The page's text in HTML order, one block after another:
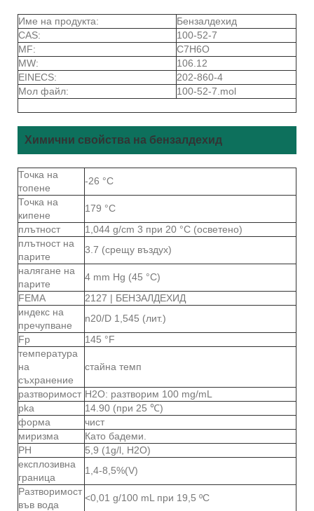
Име на продукта:
Бензалдехид
CAS:
100-52-7
MF:
C7H6O
MW:
106.12
EINECS:
202-860-4
Мол файл:
100-52-7.mol
Химични свойства на бензалдехид
Точка на
топене
-26 °C
Точка на
кипене
179 °C
плътност
1,044 g/cm 3 при 20 °C (осветено)
плътност на
парите
3.7 (срещу въздух)
налягане на
парите
4 mm Hg (45 °C)
FEMA
2127 | БЕНЗАЛДЕХИД
индекс на
пречупване
n20/D 1,545 (лит.)
Fp
145 °F
температура
на
съхранение
стайна темп
разтворимост H2O: разтворим 100 mg/mL
pka
14.90 (при 25 ℃)
форма
чист
миризма
Като бадеми.
PH
5,9 (1g/l, H2O)
експлозивна
граница
1,4-8,5%(V)
Разтворимост
във вода
<0,01 g/100 mL при 19,5 ºC